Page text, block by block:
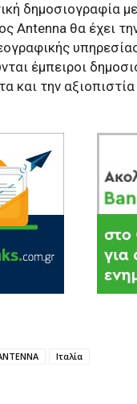
δημοσιογραφία
Antenna θα έχει
έμπειροι
και την
Ιταλία